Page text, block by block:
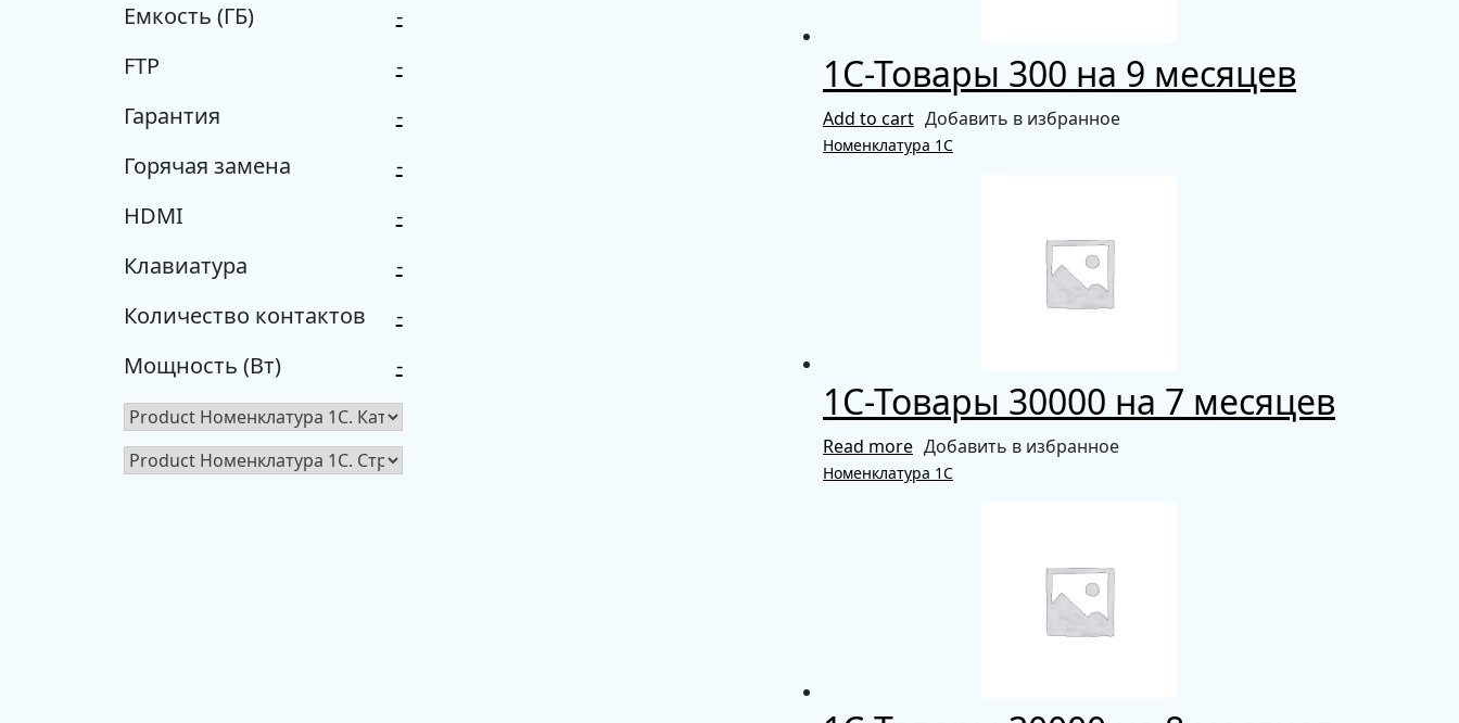
Емкость (ГБ)
-
FTP
-
Гарантия
-
Горячая замена
-
HDMI
-
Клавиатура
-
Количество контактов
-
Мощность (Вт)
-
1С-Товары 300 на 9 месяцев
Add to cart Добавить в избранное
Номенклатура 1С
1С-Товары 30000 на 7 месяцев
Read more Добавить в избранное
Номенклатура 1С